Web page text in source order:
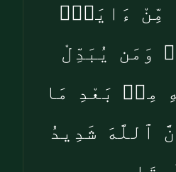
مِّنْ ءَايَةٍۭ
يُبَدِّلْ
مِنۢ بَعْدِ مَا
ٱللَّهَ شَدِيدُ